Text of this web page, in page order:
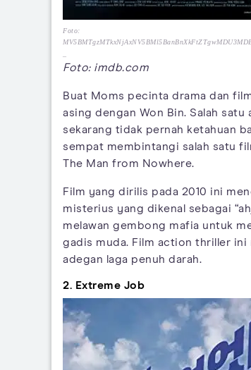
Foto:
Foto: imdb.com
Buat Moms pecinta drama dan
asing dengan Won Bin. Salah satu
sekarang tidak pernah ketahuan
sempat membintangi salah satu
The Man from Nowhere.
Film yang dirilis pada 2010 ini
misterius yang dikenal sebagai
melawan gembong mafia untuk
gadis muda. Film action thriller ini
adegan laga penuh darah.
2. Extreme Job